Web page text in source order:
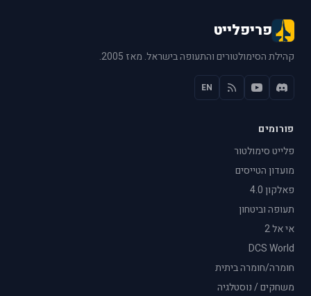
פריפלייט
קהילת הסימולטורים והתעופה בישראל. מאז 2005.
EN
פורומים
פלייט סימולטור
מועדון הטייסים
פאלקון 4.0
תעופה וביטחון
אי אל 2
DCS World
חומרה/חומרה ביתית
משחקים / נוסטלגיה